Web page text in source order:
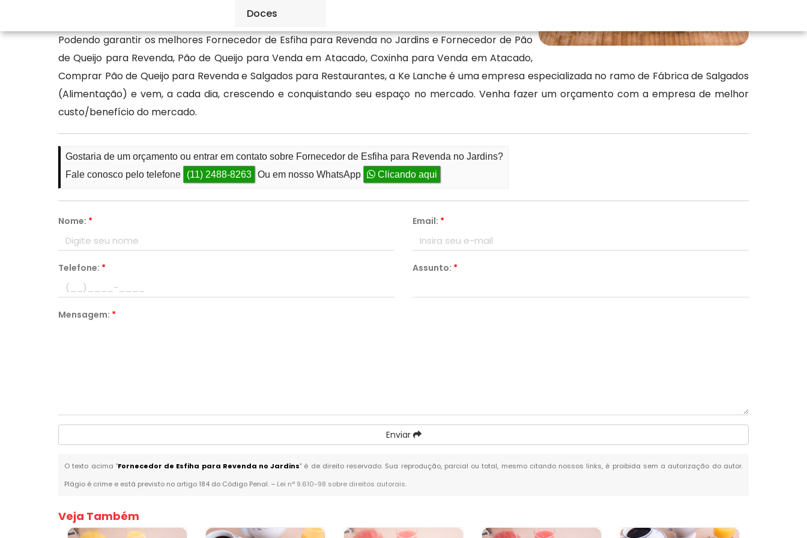
Doces
Podendo garantir os melhores Fornecedor de Esfiha para Revenda no Jardins e Fornecedor de Pão
de Queijo para Revenda, Pão de Queijo para Venda em Atacado, Coxinha para Venda em Atacado,
Comprar Pão de Queijo para Revenda e Salgados para Restaurantes, a Ke Lanche é uma empresa especializada no ramo de Fábrica de Salgados
(Alimentação) e vem, a cada dia, crescendo e conquistando seu espaço no mercado. Venha fazer um orçamento com a empresa de melhor
custo/benefício do mercado.
Gostaria de um orçamento ou entrar em contato sobre Fornecedor de Esfiha para Revenda no Jardins?
Fale conosco pelo telefone
(11) 2488-8263 Ou em nosso WhatsApp Clicando aqui
Nome: * Email: *
Telefone: * Assunto: *
Mensagem: *
Enviar
O texto acima "Fornecedor de Esfiha para Revenda no Jardins" é de direito reservado. Sua reprodução, parcial ou total, mesmo citando nossos links, é proibida sem a autorização do autor.
Plágio é crime e está previsto no artigo 184 do Código Penal. – Lei n° 9.610-98 sobre direitos autorais.
Veja Também